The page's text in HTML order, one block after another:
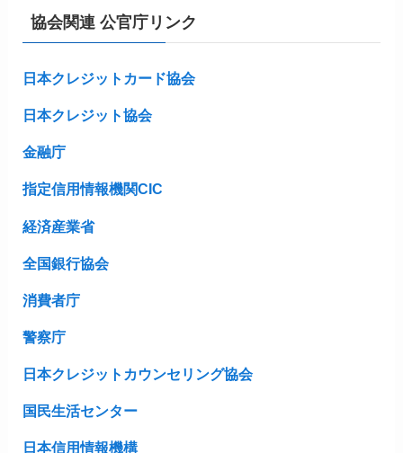
協会関連 公官庁リンク
日本クレジットカード協会
日本クレジット協会
金融庁
指定信用情報機関CIC
経済産業省
全国銀行協会
消費者庁
警察庁
日本クレジットカウンセリング協会
国民生活センター
日本信用情報機構